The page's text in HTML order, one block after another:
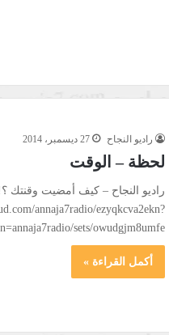
راديو النجاح 27 ديسمبر، 2014
لحظة – الوقت
راديو النجاح – كيف أمضيت وقنتك
annaja7radio/ezyqkcva2ekn?
sets/owudgjm8umfe
أكمل القراءة »